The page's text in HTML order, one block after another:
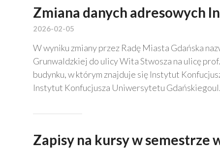
Zmiana danych adresowych
2026-02-05
W wyniku zmiany przez Radę Miasta Gdańska
Grunwaldzkiej do ulicy Wita Stwosza na ulicę
budynku, w którym znajduje się Instytut
Instytut Konfucjusza Uniwersytetu
Zapisy na kursy w